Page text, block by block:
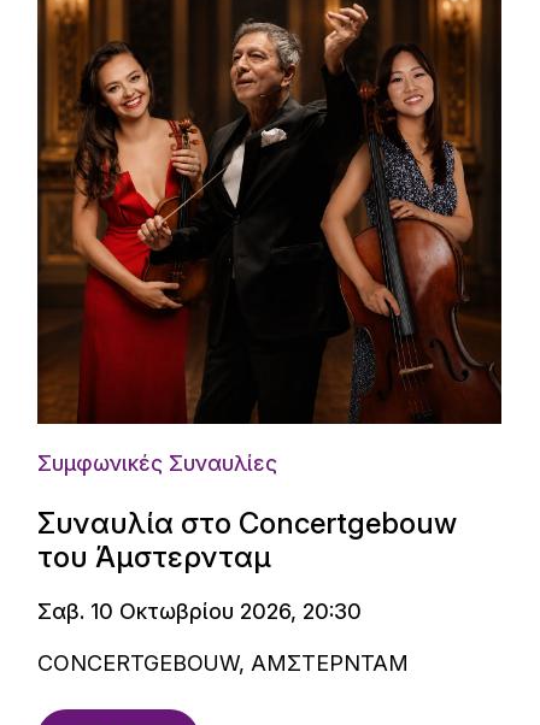
Συμφωνικές Συναυλίες
Συναυλία στο Concertgebouw
του Άμστερνταμ
Σαβ. 10 Οκτωβρίου 2026, 20:30
CONCERTGEBOUW, ΑΜΣΤΕΡΝΤΑΜ